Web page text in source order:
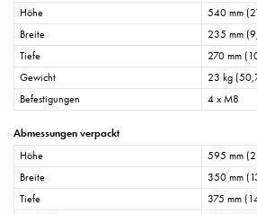
Höhe
540 mm
Breite
235 mm
Tiefe
270 mm
Gewicht
23 kg
Befestigungen
4 x M8
Abmessungen verpackt
Höhe
595 mm
Breite
350 mm
Tiefe
375 mm